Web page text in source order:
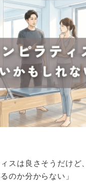
スは良さそうだけど、
のか分からない」